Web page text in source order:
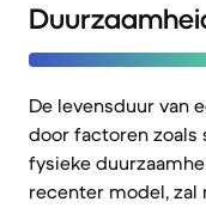
De levensduur van
door factoren
fysieke
recenter model,